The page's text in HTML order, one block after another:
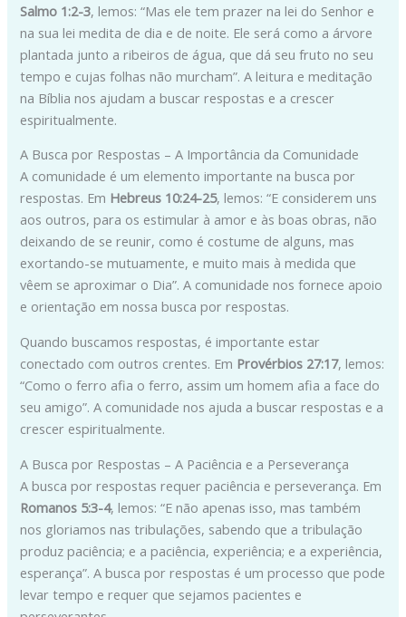
Salmo 1:2-3, lemos: “Mas ele tem prazer na lei do Senhor e
na sua lei medita de dia e de noite. Ele será como a árvore
plantada junto a ribeiros de água, que dá seu fruto no seu
tempo e cujas folhas não murcham”. A leitura e meditação
na Bíblia nos ajudam a buscar respostas e a crescer
espiritualmente.
A Busca por Respostas – A Importância da Comunidade
A comunidade é um elemento importante na busca por
respostas. Em Hebreus 10:24-25, lemos: “E considerem uns
aos outros, para os estimular à amor e às boas obras, não
deixando de se reunir, como é costume de alguns, mas
exortando-se mutuamente, e muito mais à medida que
vêem se aproximar o Dia”. A comunidade nos fornece apoio
e orientação em nossa busca por respostas.
Quando buscamos respostas, é importante estar
conectado com outros crentes. Em Provérbios 27:17, lemos:
“Como o ferro afia o ferro, assim um homem afia a face do
seu amigo”. A comunidade nos ajuda a buscar respostas e a
crescer espiritualmente.
A Busca por Respostas – A Paciência e a Perseverança
A busca por respostas requer paciência e perseverança. Em
Romanos 5:3-4, lemos: “E não apenas isso, mas também
nos gloriamos nas tribulações, sabendo que a tribulação
produz paciência; e a paciência, experiência; e a experiência,
esperança”. A busca por respostas é um processo que pode
levar tempo e requer que sejamos pacientes e